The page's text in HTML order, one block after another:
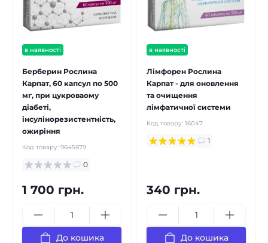
в наявності
Берберин Рослина
Карпат, 60 капсул по 500
мг, при цукроваому
діабеті,
інсулінорезистентність,
ожиріння
Код товару: 9645879
0
1 700 грн.
До кошика
в наявності
Лімфорен Рослина
Карпат - для оновлення
та очищення
лімфатичної системи
Код товару: 16047
1
340 грн.
До кошика